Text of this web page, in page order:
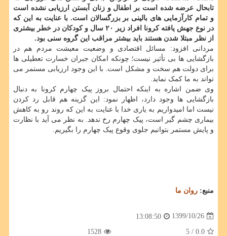
تابحال عرضه شده است بر اطفال و زنان آبستن ارزیابی نشده است
و تمام کارآزمایی های بالینی بر بزرگسالان است. با عنایت به این که
در نوع جهش یافته کرونا افراد زیر ۲۰ سال و کودکان در خطر بیشتری
از نظر مبتلا شدن هستند باید بیشتر مراقب این گروه سنی بود.
مردانی افزود: مسائل اقتصادی و وضعیت معیشت مردم هم در
بازگشایی ها بی تأثیر نیست؛ چونکه امکان جبران خسارت تعطیلی ها
برای دولت هم سخت و مشکل است. با این وجود ارزیابی مستمر می
تواند به ما کمک نماید.
وی ضمن اشاره به اینکه احتمال بروز پیک چهارم کرونا به دنبال
بازگشایی ها وجود دارد، اظهار نمود: این گزینه هم قابل رد کردن
نیست اما امیدواریم به یاری خدا با عنایت به این که روند رو به کاهش
بیماری چشم گیر است، پیک چهارم رخ ندهد. به نظر می آید با نظارت
و پایش مستمر بتوانیم جلوی وقوع پیک چهارم را بگیریم.
منبع: روان ما
1399/10/26
13:08:50
0.0
/ 5
1528